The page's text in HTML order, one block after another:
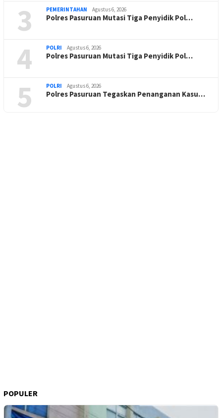
3
PEMERINTAHAN Agustus 6, 2026
Polres Pasuruan Mutasi Tiga Penyidik Pol…
4 POLRI Agustus 6, 2026
Polres Pasuruan Mutasi Tiga Penyidik Pol…
5 POLRI Agustus 6, 2026
Polres Pasuruan Tegaskan Penanganan Kasu…
POPULER